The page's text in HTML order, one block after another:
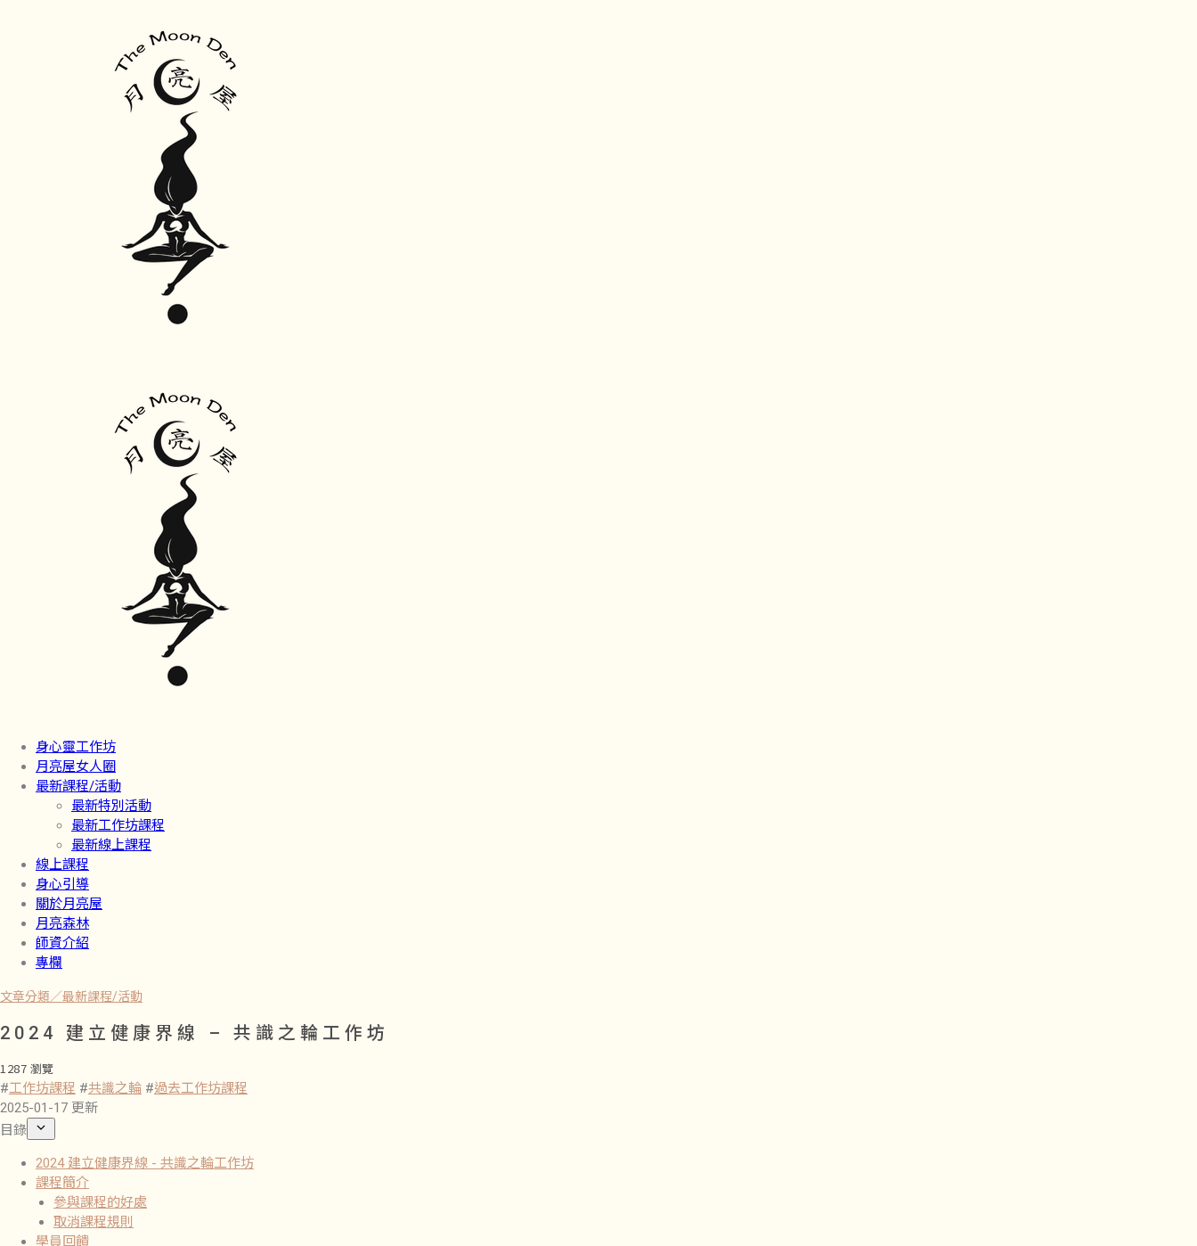
身心靈工作坊
月亮屋女人圈
最新課程/活動
最新特別活動
最新工作坊課程
最新線上課程
線上課程
身心引導
關於月亮屋
月亮森林
師資介紹
專欄
文章分類／最新課程/活動
2024 建立健康界線 – 共識之輪工作坊
1287 瀏覽
#工作坊課程 #共識之輪 #過去工作坊課程
2025-01-17 更新
目錄
2024 建立健康界線 - 共識之輪工作坊
課程簡介
參與課程的好處
取消課程規則
學員回饋